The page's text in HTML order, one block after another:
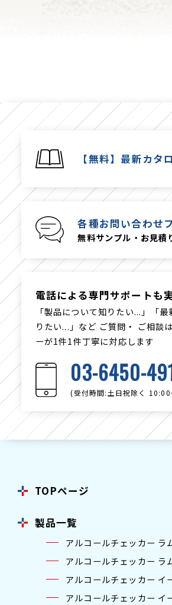
【無料】最新カタ
各種お問い合わせ
無料サンプル・お見積
電話による専門サポートも
「製品について知りたい...」「
りたい...」など ご質問・ ご相談
ーが1件1件丁寧に対応します
03-6450-
(受付時間:土日祝除く
TOPページ
製品一覧
アルコールチェッカー ラ
アルコールチェッカー ラ
アルコールチェッカー イ
アルコールチェッカー イ